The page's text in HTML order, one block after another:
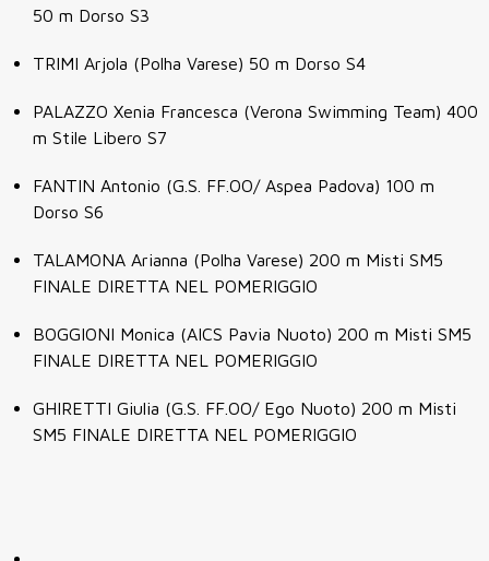
50 m Dorso S3
TRIMI Arjola (Polha Varese) 50 m Dorso S4
PALAZZO Xenia Francesca (Verona Swimming Team) 400
m Stile Libero S7
FANTIN Antonio (G.S. FF.OO/ Aspea Padova) 100 m
Dorso S6
TALAMONA Arianna (Polha Varese) 200 m Misti SM5
FINALE DIRETTA NEL POMERIGGIO
BOGGIONI Monica (AICS Pavia Nuoto) 200 m Misti SM5
FINALE DIRETTA NEL POMERIGGIO
GHIRETTI Giulia (G.S. FF.OO/ Ego Nuoto) 200 m Misti
SM5 FINALE DIRETTA NEL POMERIGGIO